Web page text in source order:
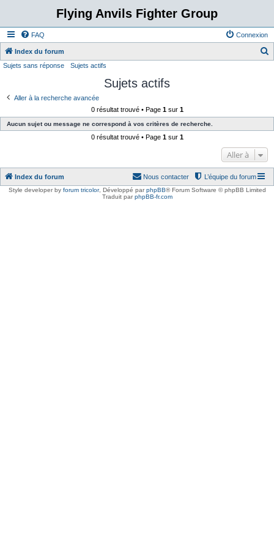
Flying Anvils Fighter Group
FAQ Connexion
Index du forum
e
Sujets sans réponse Sujets actifs
Sujets actifs
Aller à la recherche avancée
0 résultat trouvé • Page 1sur 1
Aucun sujet ou message ne correspond à vos critères de recherche.
0 résultat trouvé • Page 1sur 1
Aller à
Index du forum L’équipe du forum
Nous contacter
Style developer by forum tricolor, Développé parphpBB® Forum Software © phpBB Limited
Traduit parphpBB-fr.com